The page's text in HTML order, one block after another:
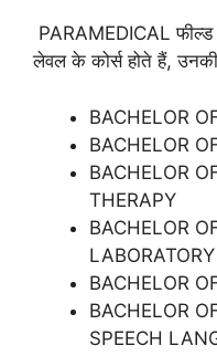
PARAMEDICAL
लेवल के कोर्स होते हैं,
BACHELOR
BACHELOR
BACHELOR
THERAPY
BACHELOR
BACHELOR
BACHELOR
SPEECH